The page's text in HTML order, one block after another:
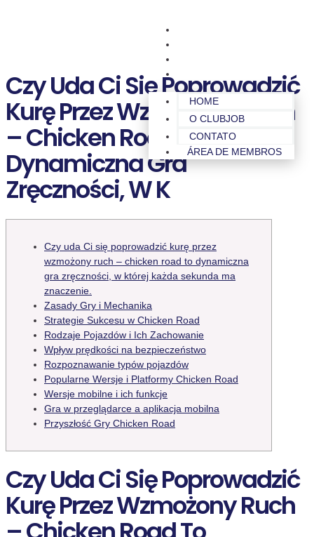
HOME
O CLUBJOB
CONTATO
ÁREA DE MEMBROS
Czy Uda Ci Się Poprowadzić
Kurę Przez Wzmożony Ruch
– Chicken Road To
Dynamiczna Gra
Zręczności, W K
Czy uda Ci się poprowadzić kurę przez
wzmożony ruch – chicken road to dynamiczna
gra zręczności, w której każda sekunda ma
znaczenie.
Zasady Gry i Mechanika
Strategie Sukcesu w Chicken Road
Rodzaje Pojazdów i Ich Zachowanie
Wpływ prędkości na bezpieczeństwo
Rozpoznawanie typów pojazdów
Popularne Wersje i Platformy Chicken Road
Wersje mobilne i ich funkcje
Gra w przeglądarce a aplikacja mobilna
Przyszłość Gry Chicken Road
Czy Uda Ci Się Poprowadzić
Kurę Przez Wzmożony Ruch